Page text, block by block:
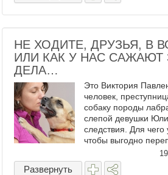
НЕ ХОДИТЕ, ДРУЗЬЯ, В
ИЛИ КАК У НАС САЖАЮТ
ДЕЛА…
Это Виктория
человек,
собаку породы
слепой девушки
следствия. Для
чтобы выгодно
животное.
полиция сработала
Развернуть